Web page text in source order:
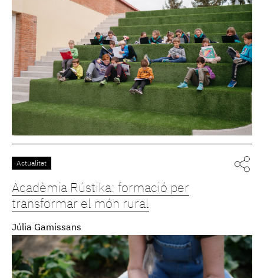
Actualitat
Acadèmia Rústika: formació per
transformar el món rural
Júlia Gamissans